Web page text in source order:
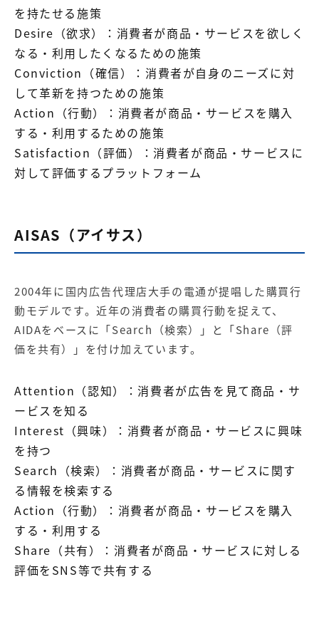
を持たせる施策
Desire（欲求）：消費者が商品・サービスを欲しく
なる・利用したくなるための施策
Conviction（確信）：消費者が自身のニーズに対
して革新を持つための施策
Action（行動）：消費者が商品・サービスを購入
する・利用するための施策
Satisfaction（評価）：消費者が商品・サービスに
対して評価するプラットフォーム
AISAS（アイサス）
2004年に国内広告代理店大手の電通が提唱した購買行
動モデルです。近年の消費者の購買行動を捉えて、
AIDAをベースに「Search（検索）」と「Share（評
価を共有）」を付け加えています。
Attention（認知）：消費者が広告を見て商品・サ
ービスを知る
Interest（興味）：消費者が商品・サービスに興味
を持つ
Search（検索）：消費者が商品・サービスに関す
る情報を検索する
Action（行動）：消費者が商品・サービスを購入
する・利用する
Share（共有）：消費者が商品・サービスに対しる
評価をSNS等で共有する